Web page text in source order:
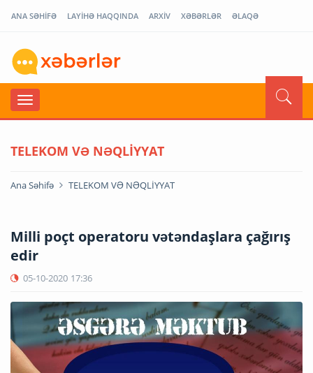
ANA SƏHİFƏ LAYİHƏ HAQQINDA ARXİV XƏBƏRLƏR ƏLAQƏ
TELEKOM VƏ NƏQLİYYAT
Ana Səhifə TELEKOM VƏ NƏQLİYYAT
Milli poçt operatoru vətəndaşlara çağırış
edir
05-10-2020 17:36